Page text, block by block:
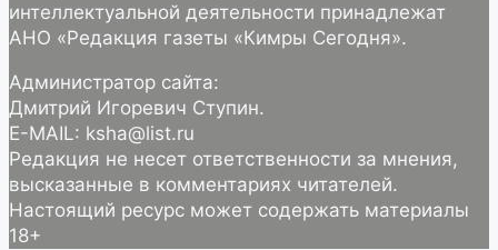
интеллектуальной деятельности принадлежат
АНО «Редакция газеты «Кимры Сегодня».
Администратор сайта:
Дмитрий Игоревич Ступин.
E-MAIL: ksha@list.ru
Редакция не несет ответственности за мнения,
высказанные в комментариях читателей.
Настоящий ресурс может содержать материалы
18+